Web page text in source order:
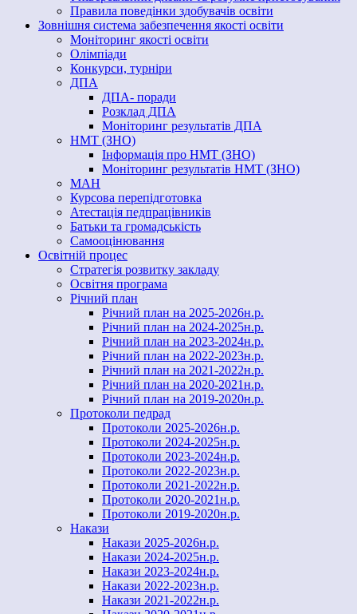
Правила поведінки здобувачів освіти
Зовнішня система забезпечення якості освіти
Моніторинг якості освіти
Олімпіади
Конкурси, турніри
ДПА
ДПА- поради
Розклад ДПА
Моніторинг результатів ДПА
НМТ (ЗНО)
Інформація про НМТ (ЗНО)
Моніторинг результатів НМТ (ЗНО)
МАН
Курсова перепідготовка
Атестація педпрацівників
Батьки та громадськість
Самооцінювання
Освітній процес
Стратегія розвитку закладу
Освітня програма
Річний план
Річний план на 2025-2026н.р.
Річний план на 2024-2025н.р.
Річний план на 2023-2024н.р.
Річний план на 2022-2023н.р.
Річний план на 2021-2022н.р.
Річний план на 2020-2021н.р.
Річний план на 2019-2020н.р.
Протоколи педрад
Протоколи 2025-2026н.р.
Протоколи 2024-2025н.р.
Протоколи 2023-2024н.р.
Протоколи 2022-2023н.р.
Протоколи 2021-2022н.р.
Протоколи 2020-2021н.р.
Протоколи 2019-2020н.р.
Накази
Накази 2025-2026н.р.
Накази 2024-2025н.р.
Накази 2023-2024н.р.
Накази 2022-2023н.р.
Накази 2021-2022н.р.